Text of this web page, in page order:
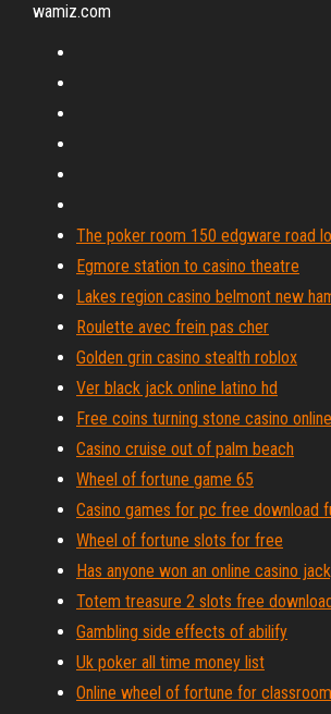
wamiz.com
The poker room 150 edgware road
Egmore station to casino theatre
Lakes region casino belmont new
Roulette avec frein pas cher
Golden grin casino stealth roblox
Ver black jack online latino hd
Free coins turning stone casino online
Casino cruise out of palm beach
Wheel of fortune game 65
Casino games for pc free download
Wheel of fortune slots for free
Has anyone won an online casino
Totem treasure 2 slots free
Gambling side effects of abilify
Uk poker all time money list
Online wheel of fortune for classroom